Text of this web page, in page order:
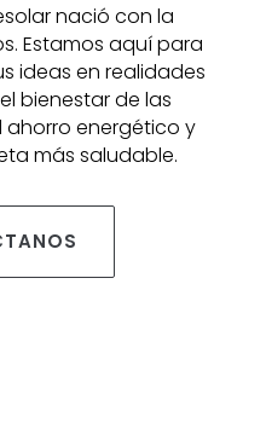
nació con la
Estamos aquí para
ideas en realidades
bienestar de las
ahorro energético y
más saludable.